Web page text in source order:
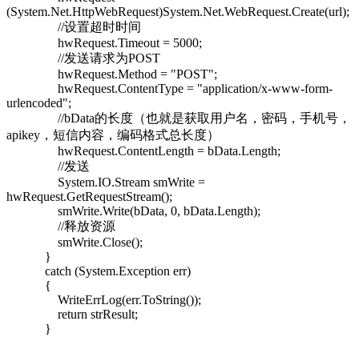
(System.Net.HttpWebRequest)System.Net.WebRequest.Create(url);
//设置超时时间
hwRequest.Timeout = 5000;
//发送请求为POST
hwRequest.Method = "POST";
hwRequest.ContentType = "application/x-www-form-
urlencoded";
//bData的长度（也就是获取用户名，密码，手机号，
apikey，短信内容，编码格式总长度）
hwRequest.ContentLength = bData.Length;
//发送
System.IO.Stream smWrite =
hwRequest.GetRequestStream();
smWrite.Write(bData, 0, bData.Length);
//释放资源
smWrite.Close();
}
catch (System.Exception err)
{
WriteErrLog(err.ToString());
return strResult;
}